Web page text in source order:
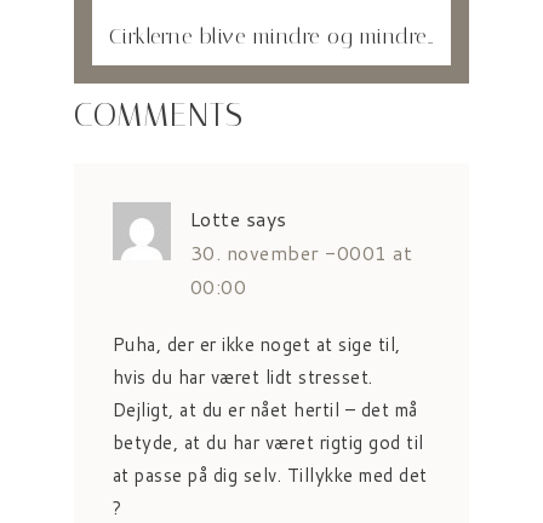
Cirklerne blive mindre og mindre..
COMMENTS
Lotte says
30. november -0001 at
00:00
Puha, der er ikke noget at sige til,
hvis du har været lidt stresset.
Dejligt, at du er nået hertil – det må
betyde, at du har været rigtig god til
at passe på dig selv. Tillykke med det
?